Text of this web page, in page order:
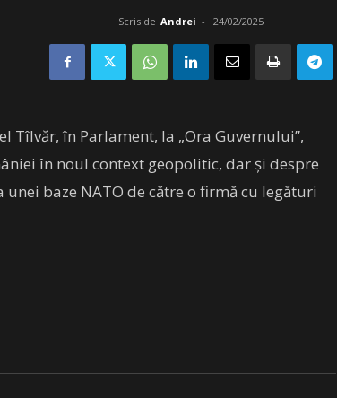
Scris de Andrei - 24/02/2025
Tîlvăr, în Parlament, la „Ora Guvernului”,
în noul context geopolitic, dar și despre
baze NATO de către o firmă cu legături